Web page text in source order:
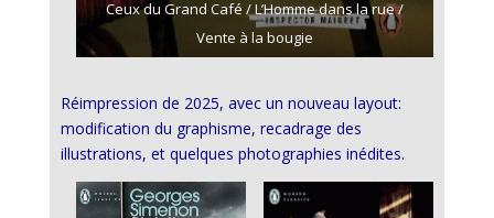
Ceux du Grand Café / L’Homme dans la rue /
Vente à la bougie
Réimpression de 2025, avec un nouveau layout:
modification du graphisme, recadrage des
illustrations, et quelques photographies inédites.